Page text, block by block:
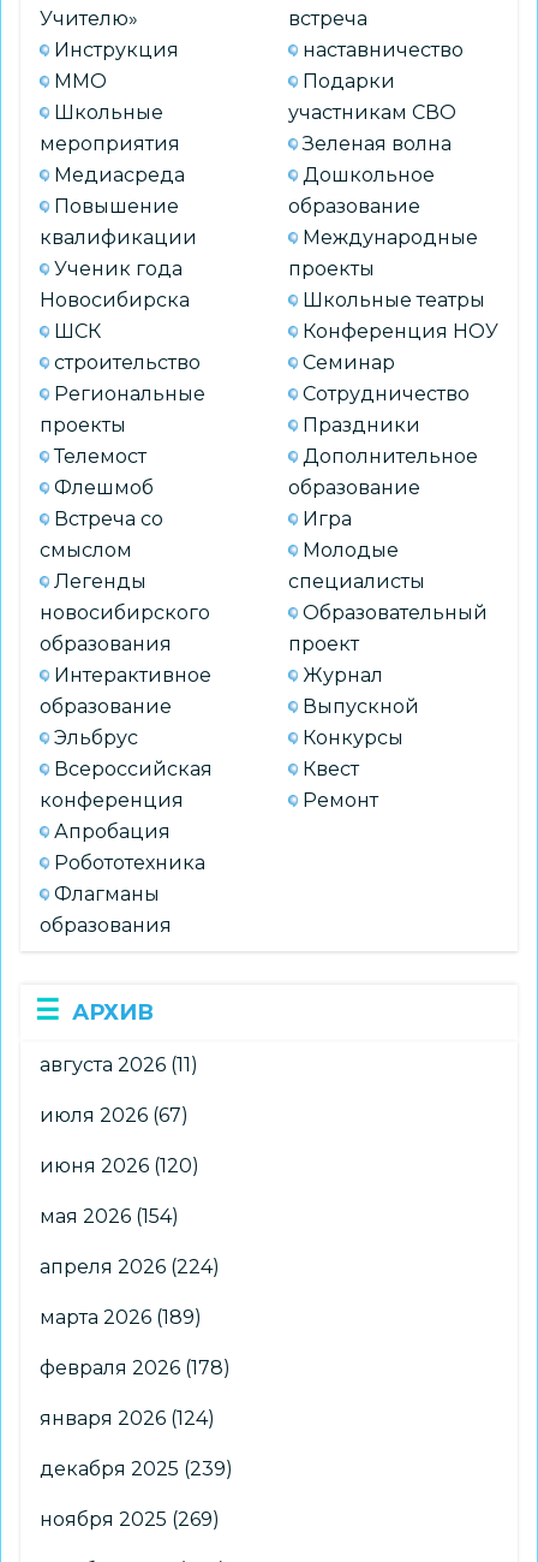
Учителю»
Инструкция
ММО
Школьные
мероприятия
Медиасреда
Повышение
квалификации
Ученик года
Новосибирска
ШСК
строительство
Региональные
проекты
Телемост
Флешмоб
Встреча со
смыслом
Легенды
новосибирского
образования
Интерактивное
образование
Эльбрус
Всероссийская
конференция
Апробация
Робототехника
Флагманы
образования
встреча
наставничество
Подарки
участникам СВО
Зеленая волна
Дошкольное
образование
Международные
проекты
Школьные театры
Конференция НОУ
Семинар
Сотрудничество
Праздники
Дополнительное
образование
Игра
Молодые
специалисты
Образовательный
проект
Журнал
Выпускной
Конкурсы
Квест
Ремонт
АРХИВ
августа 2026 (11)
июля 2026 (67)
июня 2026 (120)
мая 2026 (154)
апреля 2026 (224)
марта 2026 (189)
февраля 2026 (178)
января 2026 (124)
декабря 2025 (239)
ноября 2025 (269)